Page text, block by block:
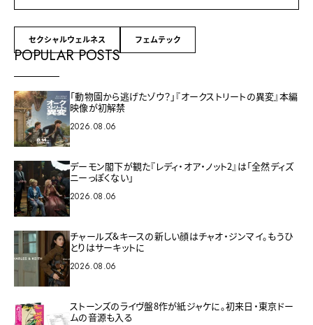
セクシャルウェルネス フェムテック
POPULAR POSTS
「動物園から逃げたゾウ？」『オークストリートの異変』本編
映像が初解禁
2026.08.06
デーモン閣下が観た『レディ・オア・ノット2』は「全然ディズ
ニーっぽくない」
2026.08.06
チャールズ&キースの新しい顔はチャオ・ジンマイ。もうひ
とりはサーキットに
2026.08.06
ストーンズのライヴ盤8作が紙ジャケに。初来日・東京ドー
ムの音源も入る